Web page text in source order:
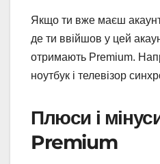
Якщо ти вже маєш акаунт
де ти ввійшов у цей
отримають Premium.
ноутбук і телевізор
Плюси і
Premium